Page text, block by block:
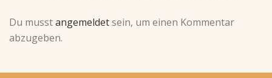
Du musstangemeldetsein, um einen Kommentar
abzugeben.